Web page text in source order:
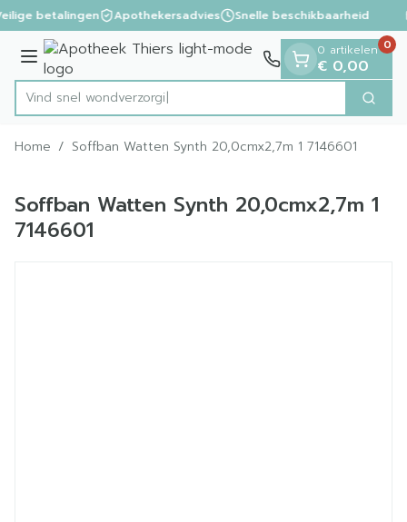
Ga naar de inhoud
1 van 1
betalingen Apothekersadvies Snelle beschikbaarheid
Menu
Product, merk, categorie...
Vind snel wond Zoek
0 artikelen
€ 0,00
0
Home / Soffban Watten Synth 20,0cmx2,7m 1 7146601
Soffban Watten Synth 20,0cmx2,7m 1
7146601